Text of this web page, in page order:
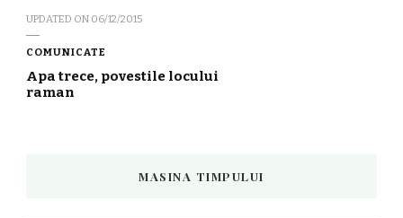
UPDATED ON 06/12/2015
COMUNICATE
Apa trece, povestile locului
raman
MASINA TIMPULUI